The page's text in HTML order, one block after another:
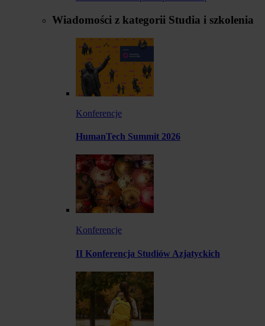
Wiadomości z kategorii Studia i szkolenia
Konferencje
HumanTech Summit 2026
Konferencje
II Konferencja Studiów Azjatyckich